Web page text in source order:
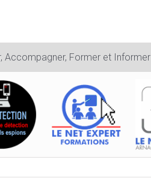
Accompagner, Former et Informer